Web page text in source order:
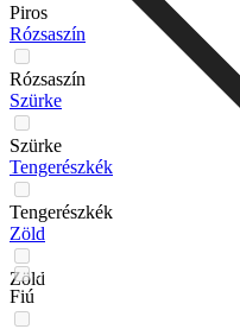
Piros
Rózsaszín
Rózsaszín
Szürke
Szürke
Tengerészkék
Tengerészkék
Zöld
Zöld
Fiú